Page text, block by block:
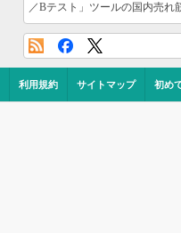
／Bテスト」ツールの国内売れ
利用規約 サイトマップ 初め